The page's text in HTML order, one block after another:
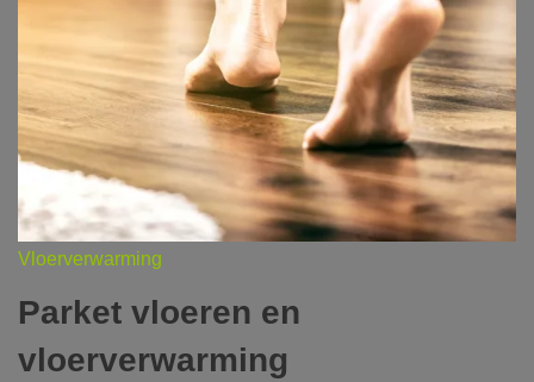
Vloerverwarming
Parket vloeren en
vloerverwarming